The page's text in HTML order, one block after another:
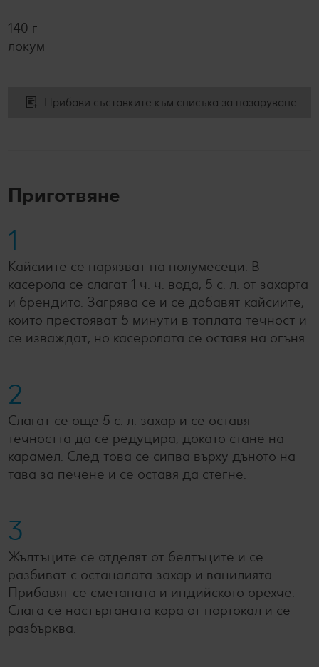
140 г
локум
Прибави съставките към списъка за пазаруване
Приготвяне
1
Кайсиите се нарязват на полумесеци. В
касерола се слагат 1 ч. ч. вода, 5 с. л. от захарта
и брендито. Загрява се и се добавят кайсиите,
които престояват 5 минути в топлата течност и
се изваждат, но касеролата се оставя на огъня.
2
Слагат се още 5 с. л. захар и се оставя
течността да се редуцира, докато стане на
карамел. След това се сипва върху дъното на
тава за печене и се оставя да стегне.
3
Жълтъците се отделят от белтъците и се
разбиват с останалата захар и ванилията.
Прибавят се сметаната и индийското орехче.
Слага се настърганата кора от портокал и се
разбърква.